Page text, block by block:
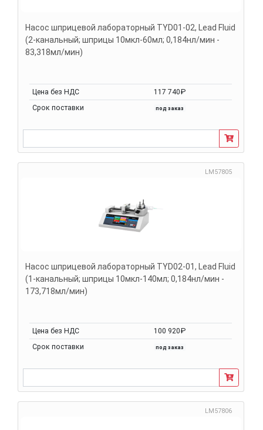
Насос шприцевой лабораторный TYD01-02, Lead Fluid
(2-канальный; шприцы 10мкл-60мл; 0,184нл/мин -
83,318мл/мин)
Цена без НДС
117 740₽
Срок поставки
под заказ
LM57805
Насос шприцевой лабораторный TYD02-01, Lead Fluid
(1-канальный; шприцы 10мкл-140мл; 0,184нл/мин -
173,718мл/мин)
Цена без НДС
100 920₽
Срок поставки
под заказ
LM57806